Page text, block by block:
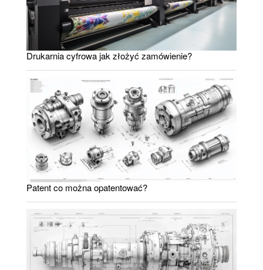
Drukarnia cyfrowa jak złożyć zamówienie?
Patent co można opatentować?